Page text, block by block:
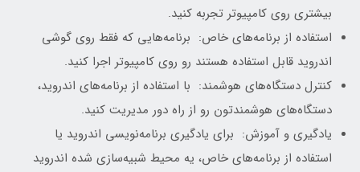
بیشتری روی کامپیوتر تجربه کنید.
استفاده از برنامه‌های خاص: برنامه‌هایی که فقط روی گوشی
اندروید قابل استفاده هستند رو روی کامپیوتر اجرا کنید.
کنترل دستگاه‌های هوشمند: با استفاده از برنامه‌های اندروید،
دستگاه‌های هوشمندتون رو از راه دور مدیریت کنید.
یادگیری و آموزش: برای یادگیری برنامه‌نویسی اندروید یا
استفاده از برنامه‌های خاص، یه محیط شبیه‌سازی شده اندروید